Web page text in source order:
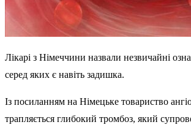
Лікарі з Німеччини назвали незвичайні
серед яких є навіть задишка.
Із посиланням на Німецьке товариство
трапляється глибокий тромбоз, який